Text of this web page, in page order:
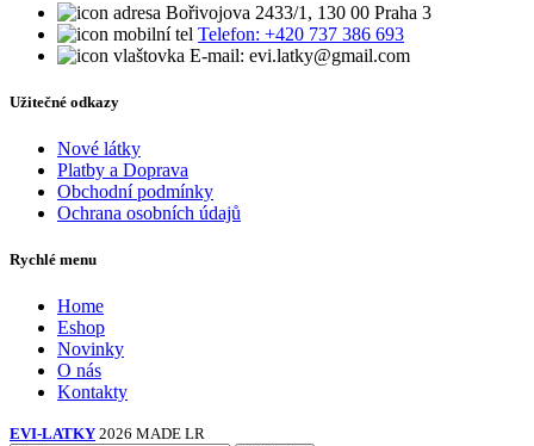
Bořivojova 2433/1, 130 00 Praha 3
Telefon: +420 737 386 693
E-mail: evi.latky@gmail.com
Užitečné odkazy
Nové látky
Platby a Doprava
Obchodní podmínky
Ochrana osobních údajů
Rychlé menu
Home
Eshop
Novinky
O nás
Kontakty
EVI-LATKY 2026 MADE LR